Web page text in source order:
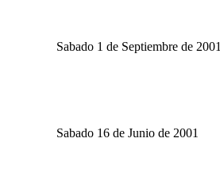
Sabado 1 de Septiembre de 2001
Sabado 16 de Junio de 2001